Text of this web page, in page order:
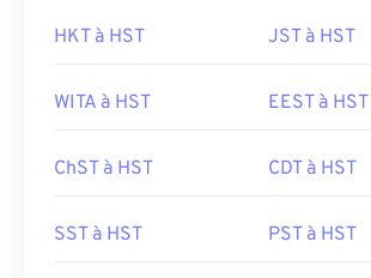
HKT à HST JST à HST
WITA à HST EEST à HST
ChST à HST CDT à HST
SST à HST PST à HST